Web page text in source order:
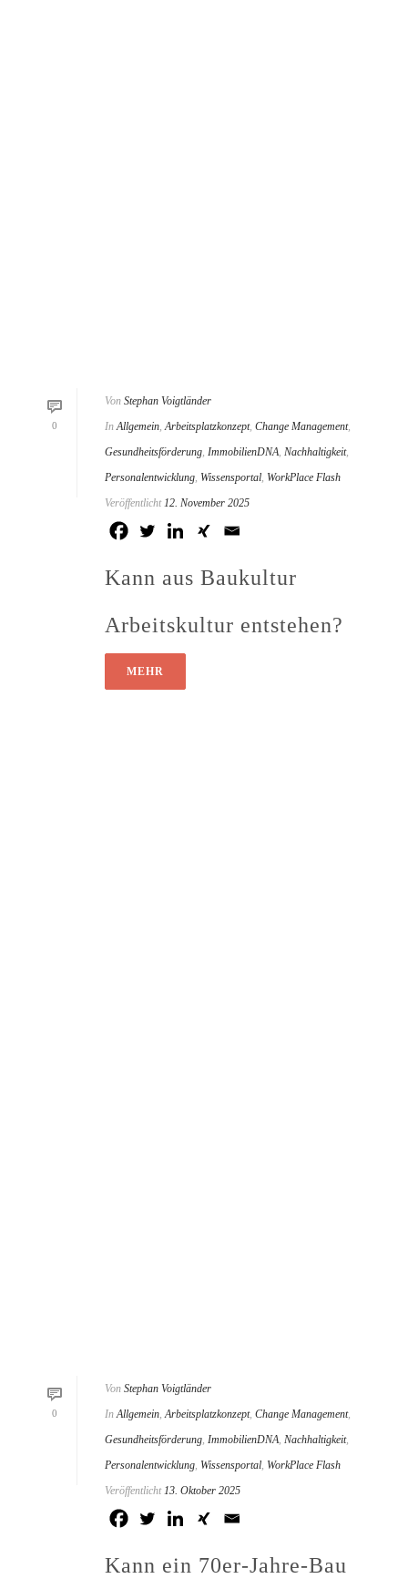
0
Von Stephan Voigtländer
In Allgemein Arbeitsplatzkonzept, Change Management,
Gesundheitsförderung ImmobilienDNA Nachhaltigkeit,
Personalentwicklung Wissensportal WorkPlace Flash
Veröffentlicht 12. November 2025
Kann aus Baukultur
Arbeitskultur entstehen?
MEHR
0
Von Stephan Voigtländer
In Allgemein Arbeitsplatzkonzept, Change Management,
Gesundheitsförderung ImmobilienDNA Nachhaltigkeit,
Personalentwicklung Wissensportal WorkPlace Flash
Veröffentlicht 13. Oktober 2025
Kann ein 70er-Jahre-Bau